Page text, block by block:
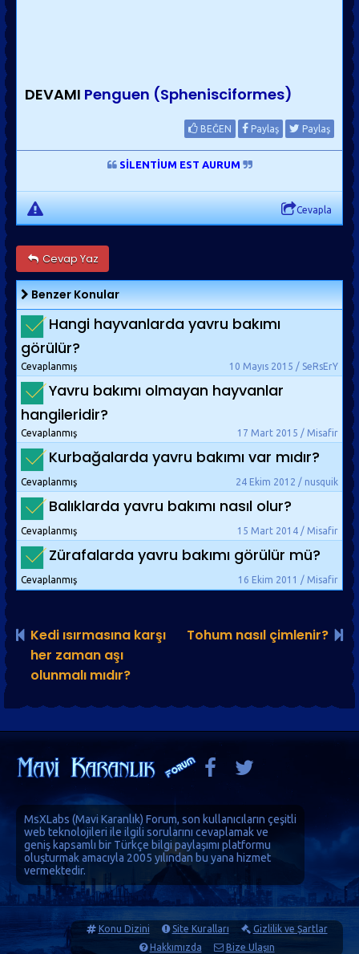
DEVAMI Penguen (Sphenisciformes)
BEĞEN Paylaş Paylaş
SİLENTİUM EST AURUM
Cevapla
Cevap Yaz
Benzer Konular
Hangi hayvanlarda yavru bakımı
görülür?
10 Mayıs 2015 / SeRsErY
Cevaplanmış
Yavru bakımı olmayan hayvanlar
hangileridir?
17 Mart 2015 / Misafir
Cevaplanmış
Kurbağalarda yavru bakımı var mıdır?
24 Ekim 2012 / nusquik
Cevaplanmış
Balıklarda yavru bakımı nasıl olur?
15 Mart 2014 / Misafir
Cevaplanmış
Zürafalarda yavru bakımı görülür mü?
16 Ekim 2011 / Misafir
Cevaplanmış
Kedi ısırmasına karşı
her zaman aşı
olunmalı mıdır?
Tohum nasıl çimlenir?
MsXLabs (Mavi Karanlık) Forum, son kullanıcıların çeşitli
web teknolojileri ile ilgili sorularını cevaplamak ve
geniş kapsamlı bir Türkçe bilgi paylaşımı platformu
oluşturmak amacıyla 2005 yılından bu yana hizmet
vermektedir.
Konu Dizini Site Kuralları
Gizlilik ve Şartlar
Hakkımızda
Bize Ulaşın